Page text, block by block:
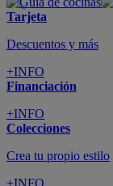
Tarjeta
Descuentos y más
+INFO
Financiación
+INFO
Colecciones
Crea tu propio estilo
+INFO